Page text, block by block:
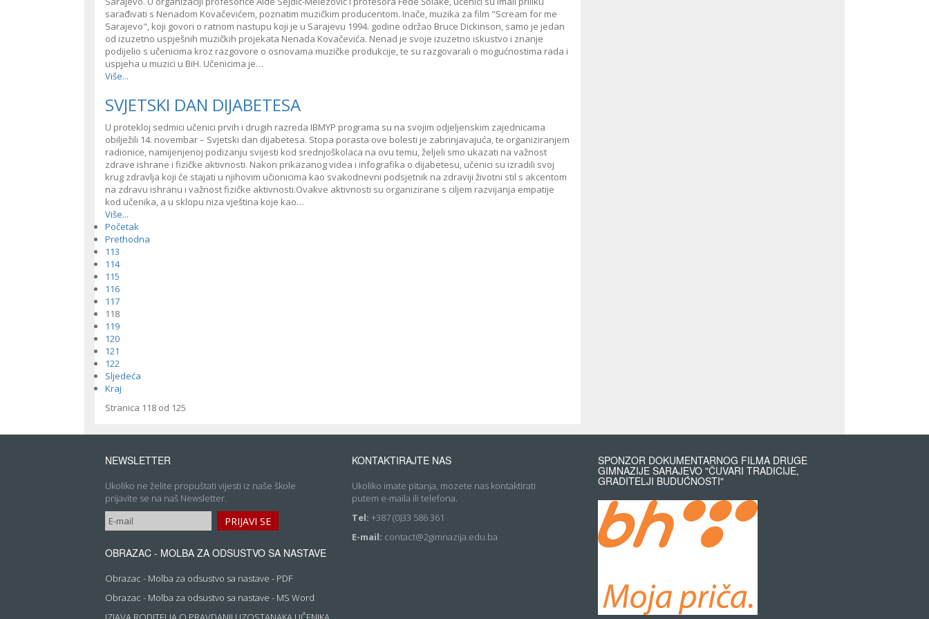
sarađivati s Nenadom Kovačevićem, poznatim muzičkim producentom. Inače, muzika za film "Scream for me
Sarajevo", koji govori o ratnom nastupu koji je u Sarajevu 1994. godine održao Bruce Dickinson, samo je jedan
od izuzetno uspješnih muzičkih projekata Nenada Kovačevića. Nenad je svoje izuzetno iskustvo i znanje
podijelio s učenicima kroz razgovore o osnovama muzičke produkcije, te su razgovarali o mogućnostima rada i
uspjeha u muzici u BiH. Učenicima je…
Više...
SVJETSKI DAN DIJABETESA
U protekloj sedmici učenici prvih i drugih razreda IBMYP programa su na svojim odjeljenskim zajednicama
obilježili 14. novembar – Svjetski dan dijabetesa. Stopa porasta ove bolesti je zabrinjavajuća, te organiziranjem
radionice, namijenjenoj podizanju svijesti kod srednjoškolaca na ovu temu, željeli smo ukazati na važnost
zdrave ishrane i fizičke aktivnosti. Nakon prikazanog videa i infografika o dijabetesu, učenici su izradili svoj
krug zdravlja koji će stajati u njihovim učionicima kao svakodnevni podsjetnik na zdraviji životni stil s akcentom
na zdravu ishranu i važnost fizičke aktivnosti.Ovakve aktivnosti su organizirane s ciljem razvijanja empatije
kod učenika, a u sklopu niza vještina koje kao…
Više...
Početak
Prethodna
113
114
115
116
117
118
119
120
121
122
Sljedeća
Kraj
Stranica 118 od 125
NEWSLETTER
Ukoliko ne želite propuštati vijesti iz naše škole
prijavite se na naš Newsletter.
OBRAZAC - MOLBA ZA ODSUSTVO SA NASTAVE
Obrazac - Molba za odsustvo sa nastave - PDF
Obrazac - Molba za odsustvo sa nastave - MS Word
KONTAKTIRAJTE NAS
Ukoliko imate pitanja, mozete nas kontaktirati
putem e-maila ili telefona.
Tel: +387 (0)33 586 361
E-mail: contact@2gimnazija.edu.ba
SPONZOR DOKUMENTARNOG FILMA DRUGE
GIMNAZIJE SARAJEVO "ČUVARI TRADICIJE,
GRADITELJI BUDUĆNOSTI"